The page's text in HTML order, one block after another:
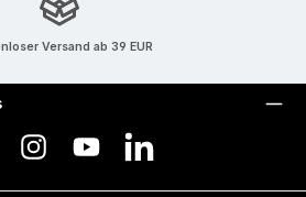
Versand ab 39 EUR
Instagram YouTube LinkedIn